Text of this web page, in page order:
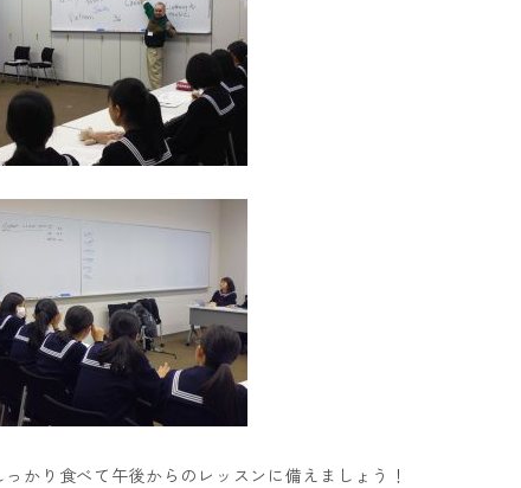
かり食べて午後からのレッスンに備えましょう！